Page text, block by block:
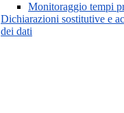
Monitoraggio tempi
Dichiarazioni sostitutive e
dei dati